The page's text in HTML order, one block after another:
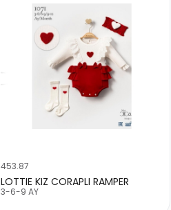
453.87
LOTTIE KIZ CORAPLI RAMPER
3-6-9 AY